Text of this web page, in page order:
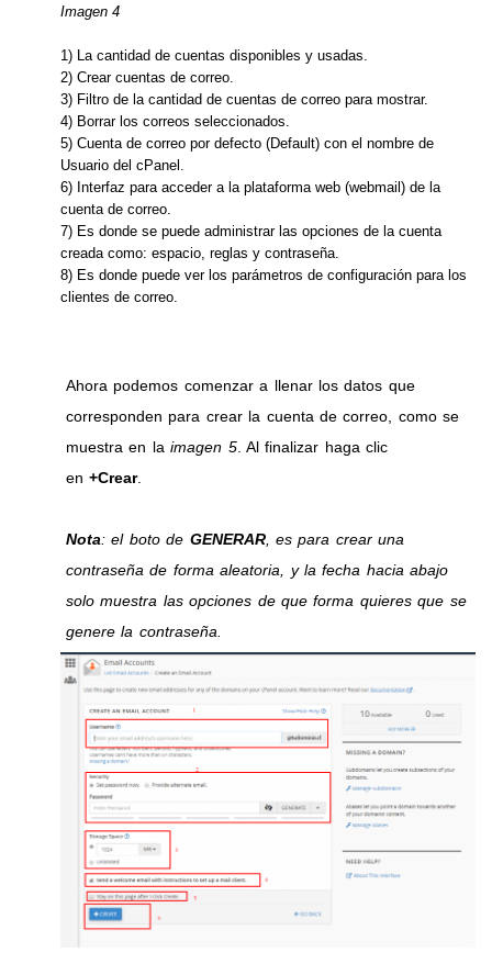
Imagen 4
1) La cantidad de cuentas disponibles y usadas.
2) Crear cuentas de correo.
3) Filtro de la cantidad de cuentas de correo para mostrar.
4) Borrar los correos seleccionados.
5) Cuenta de correo por defecto (Default) con el nombre de
Usuario del cPanel.
6) Interfaz para acceder a la plataforma web (webmail) de la
cuenta de correo.
7) Es donde se puede administrar las opciones de la cuenta
creada como: espacio, reglas y contraseña.
8) Es donde puede ver los parámetros de configuración para los
clientes de correo.
Ahora podemos comenzar a llenar los datos que
corresponden para crear la cuenta de correo, como se
muestra en la imagen 5. Al finalizar haga clic
en+Crear.
Nota: el boto de GENERAR, es para crear una
contraseña de forma aleatoria, y la fecha hacia abajo
solo muestra las opciones de que forma quieres que se
genere la contraseña.